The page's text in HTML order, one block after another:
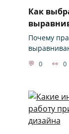
Как
Почему
0 0